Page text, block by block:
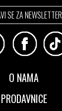
SE ZA NEWSLETTER
O NAMA
PRODAVNICE